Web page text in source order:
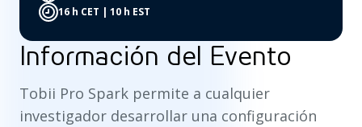
16 h CET | 10 h EST
Información del Evento
Tobii Pro Spark permite a cualquier
investigador desarrollar una configuración